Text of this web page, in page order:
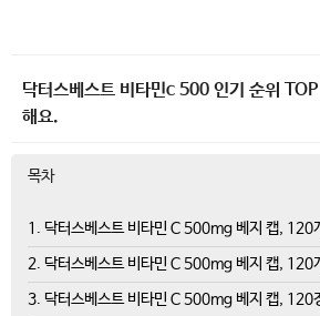
닥터스베스트 비타민c 500 인기 순위
해요.
목차
1. 닥터스베스트 비타민 C 500mg 베지 캡, 120
2. 닥터스베스트 비타민 C 500mg 베지 캡, 120
3. 닥터스베스트 비타민 C 500mg 베지 캡, 120